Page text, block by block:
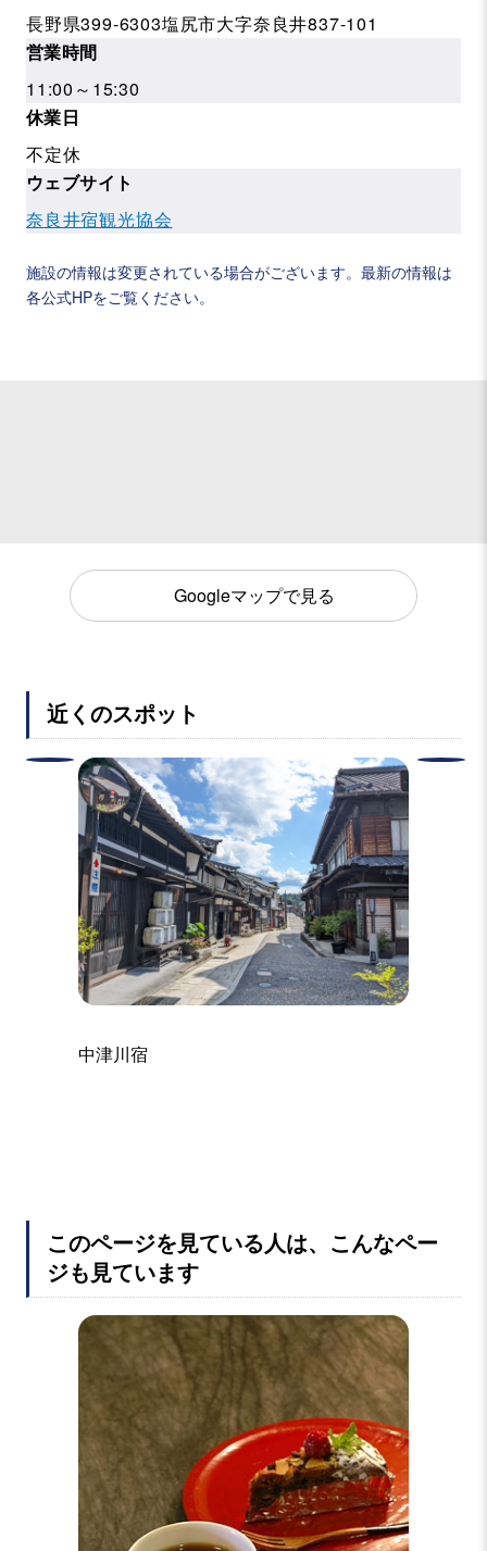
長野県399-6303塩尻市大字奈良井837-101
営業時間
11:00～15:30
休業日
不定休
ウェブサイト
奈良井宿観光協会
施設の情報は変更されている場合がございます。最新の情報は
各公式HPをご覧ください。
Googleマップで見る
近くのスポット
中津川宿
このページを見ている人は、こんなペー
ジも見ています